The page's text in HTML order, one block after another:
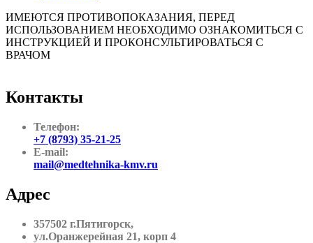
ИМЕЮТСЯ ПРОТИВОПОКАЗАНИЯ, ПЕРЕД
ИСПОЛЬЗОВАНИЕМ НЕОБХОДИМО ОЗНАКОМИТЬСЯ С
ИНСТРУКЦИЕЙ И ПРОКОНСУЛЬТИРОВАТЬСЯ С
ВРАЧОМ
Контакты
Телефон:
+7 (8793) 35-21-25
E-mail:
mail@medtehnika-kmv.ru
Адрес
357502 г.Пятигорск,
ул.Оранжерейная 21, корп 4